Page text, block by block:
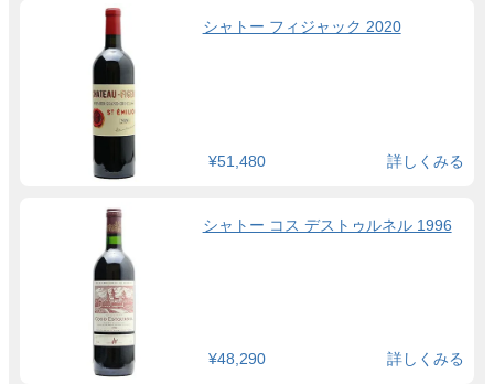
シャトー フィジャック 2020
¥51,480 詳しくみる
シャトー コス デストゥルネル 1996
¥48,290 詳しくみる